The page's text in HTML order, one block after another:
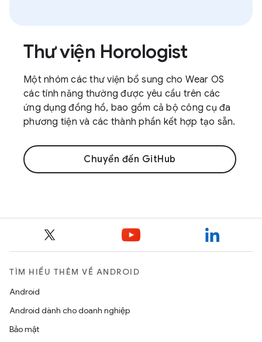
Thư viện Horologist
Một nhóm các thư viện bổ sung cho Wear OS
các tính năng thường được yêu cầu trên các
ứng dụng đồng hồ, bao gồm cả bộ công cụ đa
phương tiện và các thành phần kết hợp tạo sẵn.
Chuyển đến GitHub
TÌM HIỂU THÊM VỀ ANDROID
Android
Android dành cho doanh nghiệp
Bảo mật